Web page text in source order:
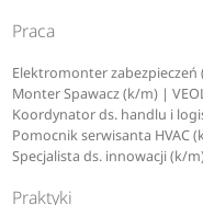
Praca
Elektromonter zabezpieczeń
Monter Spawacz (k/m) |
Koordynator ds. handlu i
Pomocnik serwisanta HVAC
Specjalista ds. innowacji (k/
Praktyki